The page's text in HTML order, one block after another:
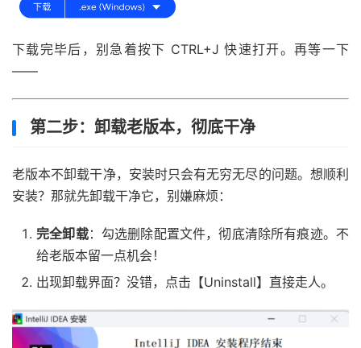
下载完毕后，别急着按下 CTRL+J 快速打开。再等一下
——
第二步：卸载老版本，彻底干净
老版本不卸载干净，安装时只会有无穷无尽的问题。想顺利
安装？那就先卸载干净它，别嫌麻烦：
完全卸载：勾选删除配置文件，彻底清除所有痕迹。不
给老版本留一点机会！
出现卸载界面？没错，点击【Uninstall】直接走人。